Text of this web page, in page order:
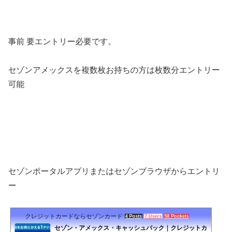
事前 要エントリー必要です。
セゾンアメックス を複数枚お持ちの方は枚数分エントリー
可能
セゾンポータルアプリまたはセゾンブラウザからエントリ
ー
クレジットカードならセゾンカード 4 Posts 7 Users 58 Pockets
セゾン・アメックス・キャッシュバック｜クレジットカ